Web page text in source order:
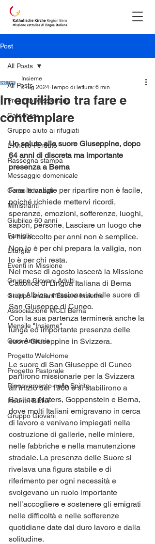
Post
All Posts
Progetto Missionario
Catechesi
Gruppo aiuto ai rifugiati
L'Anello Perduto
Rassegna stampa
Messaggio domenicale
Corso fidanzati
Ministranti
Giubileo 60 anni
Famiglie
Liturgia
Eventi in Missione
Gruppo Giovani Adulti
Gruppo anziani Essere Insieme
Associazione MCLI Berna
Mensile "Insieme"
Coro Armonia
Progetto WelcHome
Progetto Pastorale
Rinnovamento nello Spirito
Incontri Biblici
Gruppo Giovani
All Posts
In equilibrio tra fare e
contemplare
Insieme
5 lug 2024 Tempo di lettura: 6 min
Un saluto alle suore Giuseppine, dopo
64 anni di discreta ma importante
presenza a Berna
Fare le valigie per ripartire non è facile,
poiché richiede mettervi ricordi,
speranze, emozioni, sofferenze, luoghi,
sapori, persone. Lasciare un luogo che
ci ha accolto per anni non è semplice.
Non lo è per chi prepara la valigia, non
lo è per chi resta.
Nel mese di agosto lascerà la Missione
Cattolica di Lingua Italiana di Berna
suor Albina, missionaria delle suore di
San Giuseppe di Cuneo.
Con la sua partenza terminerà anche la
lunga ed importante presenza delle
suore Giuseppine in Svizzera.
Le suore di San Giuseppe di Cuneo
partirono missionarie per la Svizzera
all’inizio del 1900 e si stabilirono a
Basilea, Naters, Goppenstein e Berna,
dove molti Italiani emigravano in cerca
di lavoro e venivano impiegati nella
costruzione di gallerie, nelle miniere,
nelle fabbriche e nella manutenzione
stradale. La presenza delle Suore si
rivelava una figura stabile e di
riferimento per ogni necessità e
svolgevano un ruolo importante
nell’accogliere e sostenere gli emigrati
nelle difficoltà e nelle sofferenze
quotidiane date dal duro lavoro e dalla
solitudine.